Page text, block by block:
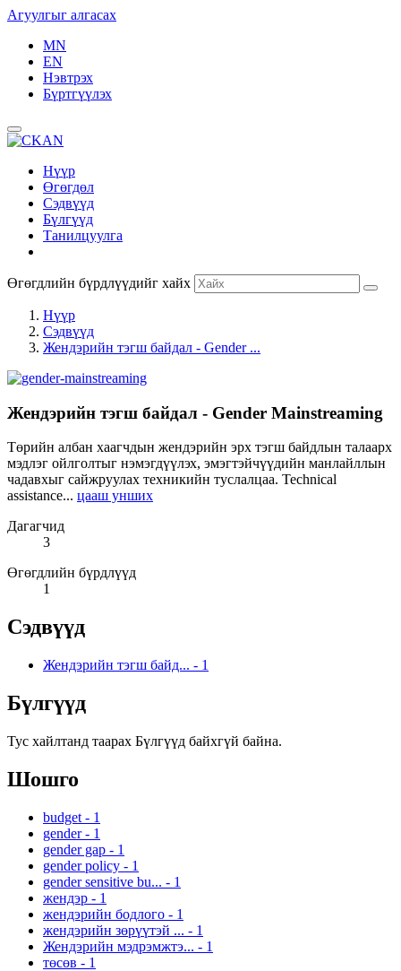
Агуулгыг алгасах
MN
EN
Нэвтрэх
Бүртгүүлэх
Нүүр
Өгөгдөл
Сэдвүүд
Бүлгүүд
Танилцуулга
Өгөгдлийн бүрдлүүдийг хайх
Нүүр
Сэдвүүд
Жендэрийн тэгш байдал - Gender ...
Жендэрийн тэгш байдал - Gender Mainstreaming
Төрийн албан хаагчдын жендэрийн эрх тэгш байдлын талаарх
мэдлэг ойлголтыг нэмэгдүүлэх, эмэгтэйчүүдийн манлайллын
чадавхыг сайжруулах техникийн туслалцаа. Technical
assistance... цааш унших
Дагагчид
3
Өгөгдлийн бүрдлүүд
1
Сэдвүүд
Жендэрийн тэгш байд... - 1
Бүлгүүд
Тус хайлтанд таарах Бүлгүүд байхгүй байна.
Шошго
budget - 1
gender - 1
gender gap - 1
gender policy - 1
gender sensitive bu... - 1
жендэр - 1
жендэрийн бодлого - 1
жендэрийн зөрүүтэй ... - 1
Жендэрийн мэдрэмжтэ... - 1
төсөв - 1